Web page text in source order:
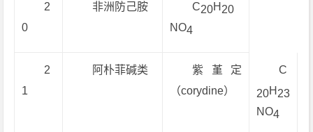
2
0
非洲防己胺 C20H 20
NO4
2
1
阿朴菲碱类
紫堇定
（corydine）
C
20H 23
NO4